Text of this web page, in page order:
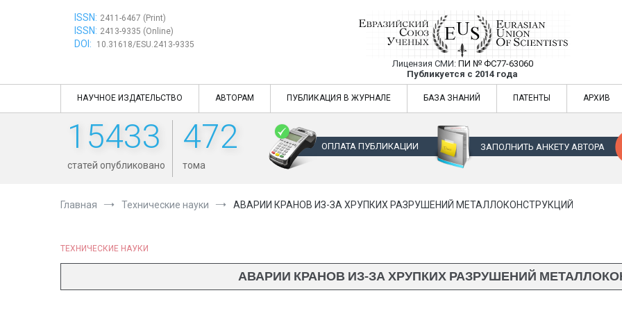
ISSN: 2411-6467 (Print)
ISSN: 2413-9335 (Online)
DOI: 10.31618/ESU.2413-9335
Евразийский Союз Ученых —
Лицензия СМИ: ПИ № ФС77-63060
Публикуется с 2014 года
Евразийский Союз Ученых — публикация научных статей в
НАУЧНОЕ ИЗДАТЕЛЬСТВО АВТОРАМ ПУБЛИКАЦИЯ В ЖУРНАЛЕ БАЗА ЗНАНИЙ ПАТЕНТЫ АРХИВ
15433
статей опубликовано
472
тома
ОПЛАТА ПУБЛИКАЦИИ ЗАПОЛНИТЬ АНКЕТУ АВТОРА
Главная Технические науки АВАРИИ КРАНОВ ИЗ-ЗА ХРУПКИХ РАЗРУШЕНИЙ МЕТАЛЛОКОНСТРУКЦИЙ
ТЕХНИЧЕСКИЕ НАУКИ
АВАРИИ КРАНОВ ИЗ-ЗА ХРУПКИХ РАЗРУШЕНИЙ